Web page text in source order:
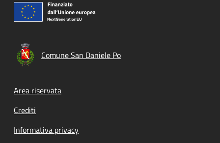
Comune San Daniele Po
Footer menu
Area riservata
Crediti
Informativa privacy